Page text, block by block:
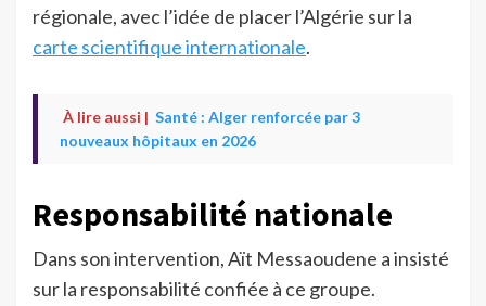
régionale, avec l’idée de placer l’Algérie sur la
carte scientifique internationale.
À lire aussi | Santé : Alger renforcée par 3
nouveaux hôpitaux en 2026
Responsabilité nationale
Dans son intervention, Aït Messaoudene a insisté
sur la responsabilité confiée à ce groupe.